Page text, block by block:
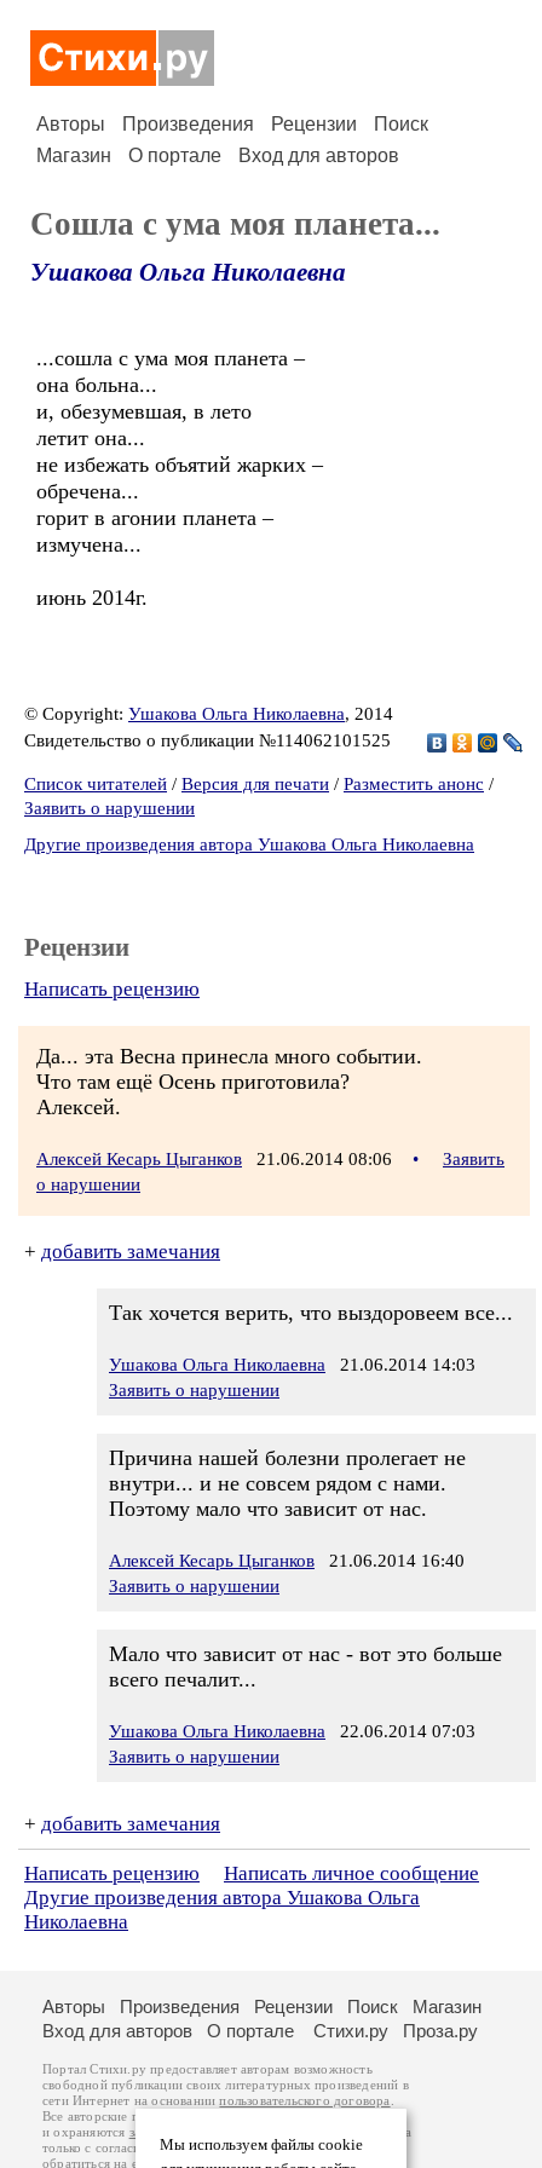
Авторы Произведения Рецензии
Поиск
Магазин
О портале Вход для авторов
Сошла с ума моя планета...
Ушакова Ольга Николаевна
...сошла с ума моя планета –
она больна...
и, обезумевшая, в лето
летит она...
не избежать объятий жарких –
обречена...
горит в агонии планета –
измучена...
июнь 2014г.
© Copyright: Ушакова Ольга Николаевна, 2014
Свидетельство о публикации №114062101525
Список читателей / Версия для печати / Разместить анонс /
Заявить о нарушении
Другие произведения автора Ушакова Ольга Николаевна
Рецензии
Написать рецензию
Да... эта Весна принесла много событии.
Что там ещё Осень приготовила?
Алексей.
Алексей Кесарь Цыганков 21.06.2014 08:06 •
Заявить
о нарушении
+ добавить замечания
Так хочется верить, что выздоровеем все...
Ушакова Ольга Николаевна 21.06.2014 14:03
Заявить о нарушении
Причина нашей болезни пролегает не
внутри... и не совсем рядом с нами.
Поэтому мало что зависит от нас.
Алексей Кесарь Цыганков 21.06.2014 16:40
Заявить о нарушении
Мало что зависит от нас - вот это больше
всего печалит...
Ушакова Ольга Николаевна 22.06.2014 07:03
Заявить о нарушении
+ добавить замечания
Написать рецензию
Написать личное сообщение
Другие произведения автора Ушакова Ольга
Николаевна
Мы используем файлы cookie
Авторы Произведения Рецензии Поиск
Магазин
Вход для авторов
О портале Стихи.ру Проза.ру
Портал Стихи.ру предоставляет авторам возможность
свободной публикации своих литературных произведений в
сети Интернет на основаниипользовательского договора
Все авторские права на произведения принадлежат авторам
и охраняются законом
. Перепечатка произведений возможна
только с согласия его автора, к которому вы можете
обратиться на его авторской странице. Ответственность за